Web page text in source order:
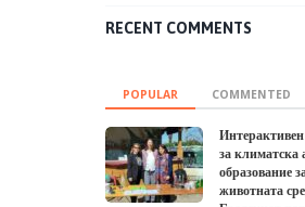
RECENT COMMENTS
POPULAR COMMENTED
за климатска
образование
животната